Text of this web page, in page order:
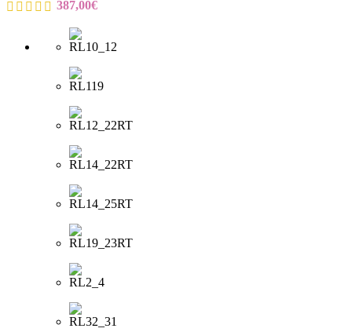
387,00€